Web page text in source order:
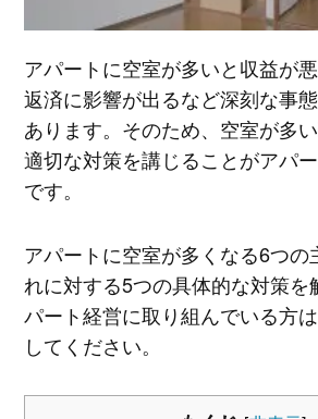
アパートに空室が多いと収益が
返済に影響が出るなど深刻な事
あります。そのため、空室が多い
適切な対策を講じることがアパ
です。
アパートに空室が多くなる6つの
れに対する5つの具体的な対策を
パート経営に取り組んでいる方
してください。